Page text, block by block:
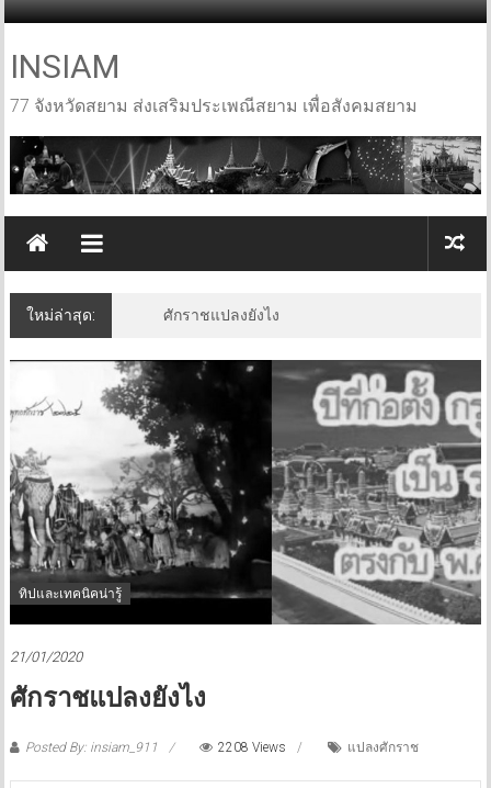
Skip
content
INSIAM
77 จังหวัดสยาม ส่งเสริมประเพณีสยาม เพื่อสังคมสยาม
ใหม่ล่าสุด: ศักราชแปลงยังไง
ทิปและเทคนิคน่ารู้
21/01/2020
ศักราชแปลงยังไง
Posted By: insiam_911 2208 Views แปลงศักราช